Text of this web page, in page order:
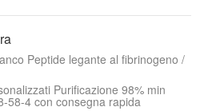
Peptide legante al fibrinogeno /
Purificazione 98% min
58-4 con consegna rapida